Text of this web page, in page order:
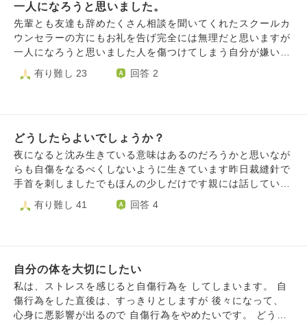
苦しめないと気がすみません。 僧侶の方々は、失敗やミス
をして、のうのうと苦しまずにいる人を許せますか？
一人になろうと思いました。
先輩とも友達も辞めたくさん相談を聞いてくれたスクールカ
ウンセラーの方にもお礼を告げ完全には無理だと思いますが
一人になろうと思いました人を傷つけてしまう自分が嫌いで
傷つけるのが怖くそれでも傷つけてしまうそして後悔するそ
して学校にも行くのをやめました担任の先生に限界だと告げ
す。それでもやはり生きたいですお坊さんにご相談がありま
す駆け込み寺のような逃げれて話も聞いてくれるお寺など助
けてくれる方はいますでしょうか今の環境状況では耐えれる
かわかりません今自分が心理的にどの位置にいるのかもわか
が少し深く手首を切ろうとして怖くてやめその下を切りまし
た。
有り難し 23 回答 2
どうしたらよいでしょうか？
夜になると沈み生きている意味はあるのだろうかと思いなが
らも自傷をなるべくしないように生きています昨日裁縫針で
手首を刺しましたでもほんの少しだけです親には話していま
せん最近つらくなっているのも話していませんお父さん唯一
の信頼している人でさえ嫌になり信頼できなくなりますカウ
落ち込んだたびに思考にはまって苦しい思いもしたくないで
すでも生きていくのなら向き合うしかないと思っています学
校も人間関係も辛いです思い出すたびに考えてしまうたびに
生きるのが嫌になります全て投げ出したくなりますそれでも
有り難し 41 回答 4
自分の体を大切にしたい
私は、ストレスを感じると自傷行為を してしまいます。 自
傷行為をした直後は、すっきりとしますが 後々になって、
心身に悪影響が出るので 自傷行為をやめたいです。 どうす